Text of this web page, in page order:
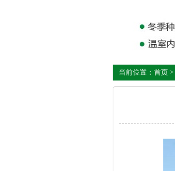
当前位置： 首页 >